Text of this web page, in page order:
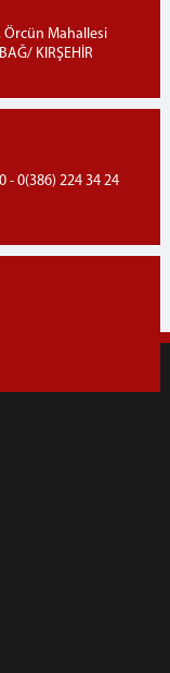
Örcün Mahallesi
KIRŞEHİR
- 0(386) 224 34 24